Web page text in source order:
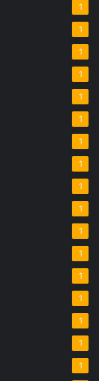
1
1
1
1
1
1
1
1
1
1
1
1
1
1
1
1
1